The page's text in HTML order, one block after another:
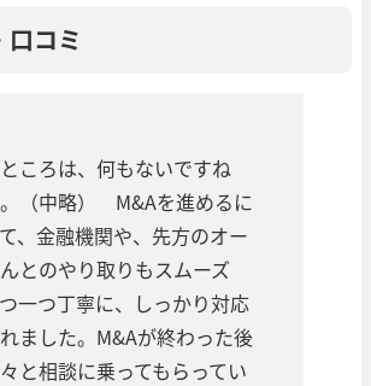
口コミ
ところは、何もないですね
。（中略） M&Aを進めるに
、金融機関や、先方のオー
とのやり取りもスムーズ
一つ丁寧に、しっかり対応
ました。M&Aが終わった後
と相談に乗ってもらってい